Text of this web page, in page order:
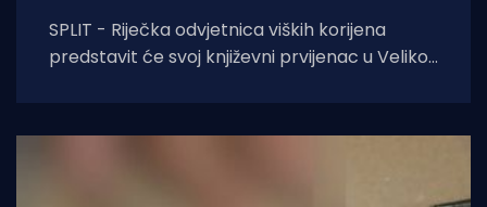
SPLIT - Riječka odvjetnica viških korijena
predstavit će svoj književni prvijenac u Velikoj